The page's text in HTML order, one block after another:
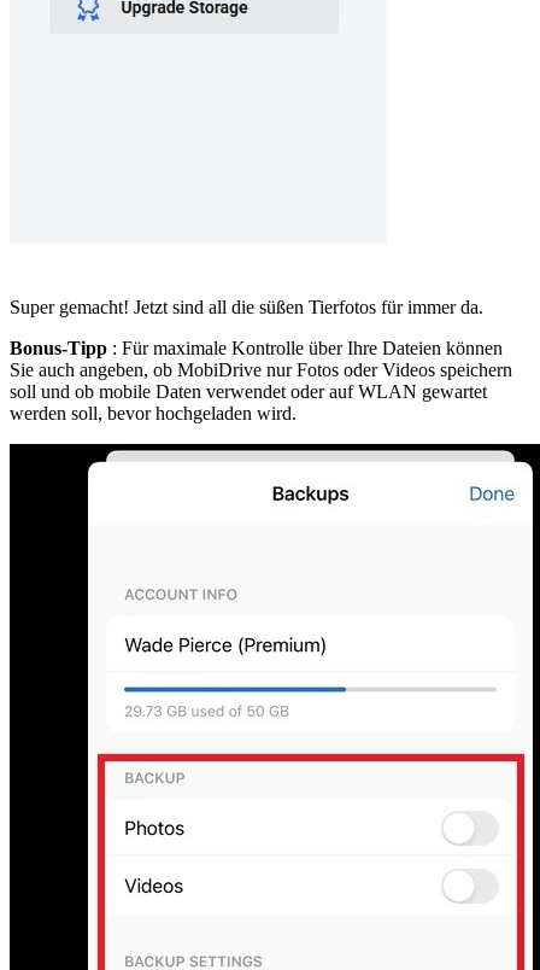
Super gemacht! Jetzt sind all die süßen Tierfotos für immer da.
Bonus-Tipp : Für maximale Kontrolle über Ihre Dateien können
Sie auch angeben, ob MobiDrive nur Fotos oder Videos speichern
soll und ob mobile Daten verwendet oder auf WLAN gewartet
werden soll, bevor hochgeladen wird.